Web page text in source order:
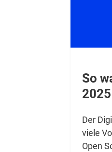
So
2025
Der
viele
Open